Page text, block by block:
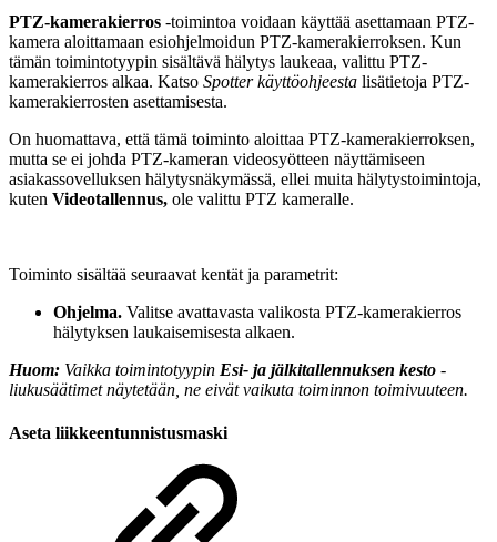
PTZ-kamerakierros -toimintoa voidaan käyttää asettamaan PTZ-
kamera aloittamaan esiohjelmoidun PTZ-kamerakierroksen. Kun
tämän toimintotyypin sisältävä hälytys laukeaa, valittu PTZ-
kamerakierros alkaa. Katso Spotter käyttöohjeesta lisätietoja PTZ-
kamerakierrosten asettamisesta.
On huomattava, että tämä toiminto aloittaa PTZ-kamerakierroksen,
mutta se ei johda PTZ-kameran videosyötteen näyttämiseen
asiakassovelluksen hälytysnäkymässä, ellei muita hälytystoimintoja,
kuten Videotallennus, ole valittu PTZ kameralle.
Toiminto sisältää seuraavat kentät ja parametrit:
Ohjelma. Valitse avattavasta valikosta PTZ-kamerakierros
hälytyksen laukaisemisesta alkaen.
Huom: Vaikka toimintotyypin Esi- ja jälkitallennuksen kesto -
liukusäätimet näytetään, ne eivät vaikuta toiminnon toimivuuteen.
Aseta liikkeentunnistusmaski